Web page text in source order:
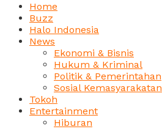
Home
Buzz
Halo Indonesia
News
Ekonomi & Bisnis
Hukum & Kriminal
Politik & Pemerintahan
Sosial Kemasyarakatan
Tokoh
Entertainment
Hiburan